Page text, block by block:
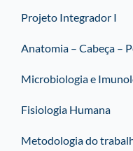
Projeto Integrador I
Anatomia – Cabeça –
Microbiologia e
Fisiologia Humana
Metodologia do